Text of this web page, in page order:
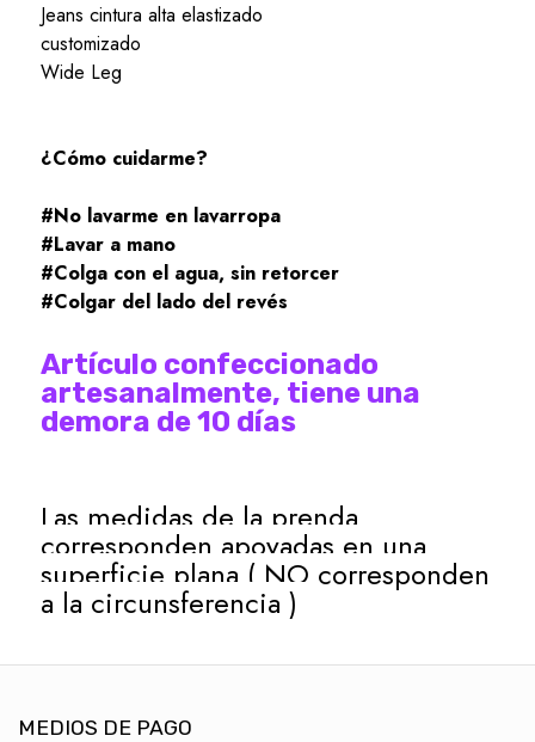
Jeans cintura alta elastizado
customizado
Wide Leg
¿Cómo cuidarme?
#No lavarme en lavarropa
#Lavar a mano
#Colga con el agua, sin retorcer
#Colgar del lado del revés
Artículo confeccionado
artesanalmente, tiene una
demora de 10 días
Las medidas de la prenda
corresponden apoyadas en una
superficie plana ( NO corresponden
a la circunsferencia )
MEDIOS DE PAGO